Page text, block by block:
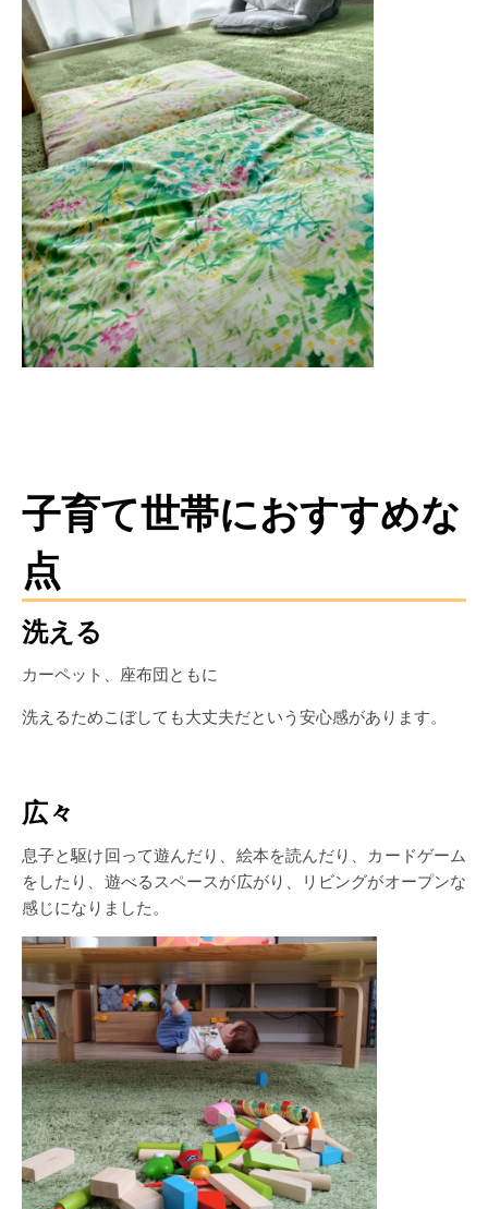
子育て世帯におすすめな
点
洗える
カーペット、座布団ともに
洗えるためこぼしても大丈夫だという安心感があります。
広々
息子と駆け回って遊んだり、絵本を読んだり、カードゲーム
をしたり、遊べるスペースが広がり、リビングがオープンな
感じになりました。